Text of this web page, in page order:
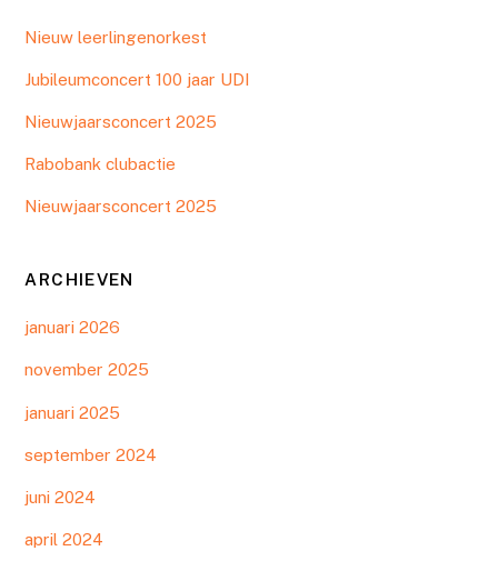
Nieuw leerlingenorkest
Jubileumconcert 100 jaar UDI
Nieuwjaarsconcert 2025
Rabobank clubactie
Nieuwjaarsconcert 2025
ARCHIEVEN
januari 2026
november 2025
januari 2025
september 2024
juni 2024
april 2024